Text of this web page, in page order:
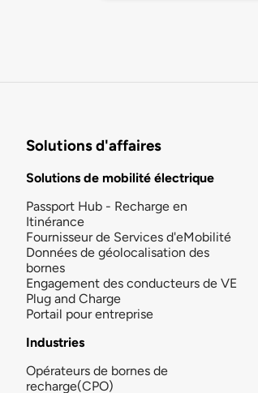
Solutions d'affaires
Solutions de mobilité électrique
Passport Hub - Recharge en
Itinérance
Fournisseur de Services d'eMobilité
Données de géolocalisation des
bornes
Engagement des conducteurs de VE
Plug and Charge
Portail pour entreprise
Industries
Opérateurs de bornes de
recharge(CPO)